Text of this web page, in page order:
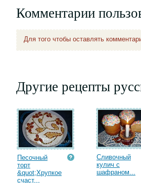
Комментарии
Для того чтобы оставлять
Другие рецепты
Песочный
торт
&quot;Хрупкое
счаст...
Сливочный
кулич с
шафраном...